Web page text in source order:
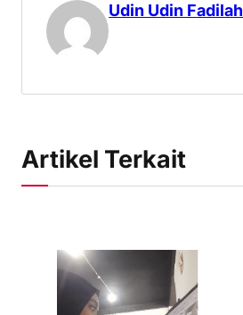
Udin Udin Fadilah
Artikel Terkait